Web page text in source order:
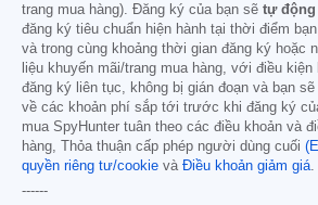
trang mua hàng). Đăng ký của bạn sẽ tự động
đăng ký tiêu chuẩn hiện hành tại thời điểm
và trong cùng khoảng thời gian đăng ký hoặc
liệu khuyến mãi/trang mua hàng, với điều
đăng ký liên tục, không bị gián đoạn và bạn
về các khoản phí sắp tới trước khi đăng ký
mua SpyHunter tuân theo các điều khoản và
hàng, Thỏa thuận cấp phép người dùng cuối
quyền riêng tư/cookie và Điều khoản giảm giá.
------